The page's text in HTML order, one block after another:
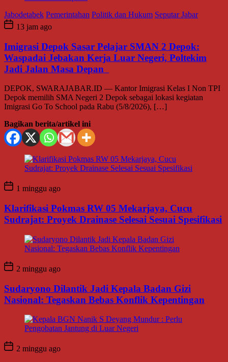
Jabodetabek Pemerintahan Politik dan Hukum Seputar Jabar
13 jam ago
Imigrasi Depok Sasar Pelajar SMAN 2 Depok:
Waspadai Jebakan Kerja Luar Negeri, Poltekim
Jadi Jalan Masa Depan
DEPOK, SWARAJABAR.ID — Kantor Imigrasi Kelas I Non TPI
Depok memilih SMA Negeri 2 Depok sebagai lokasi kegiatan
Imigrasi Go To School pada Rabu (5/8/2026), […]
Bagikan berita/artikel ini
1 minggu ago
Klarifikasi Pokmas RW 05 Mekarjaya, Cucu
Sudrajat: Proyek Drainase Selesai Sesuai Spesifikasi
2 minggu ago
Sudaryono Dilantik Jadi Kepala Badan Gizi
Nasional: Tegaskan Bebas Konflik Kepentingan
2 minggu ago